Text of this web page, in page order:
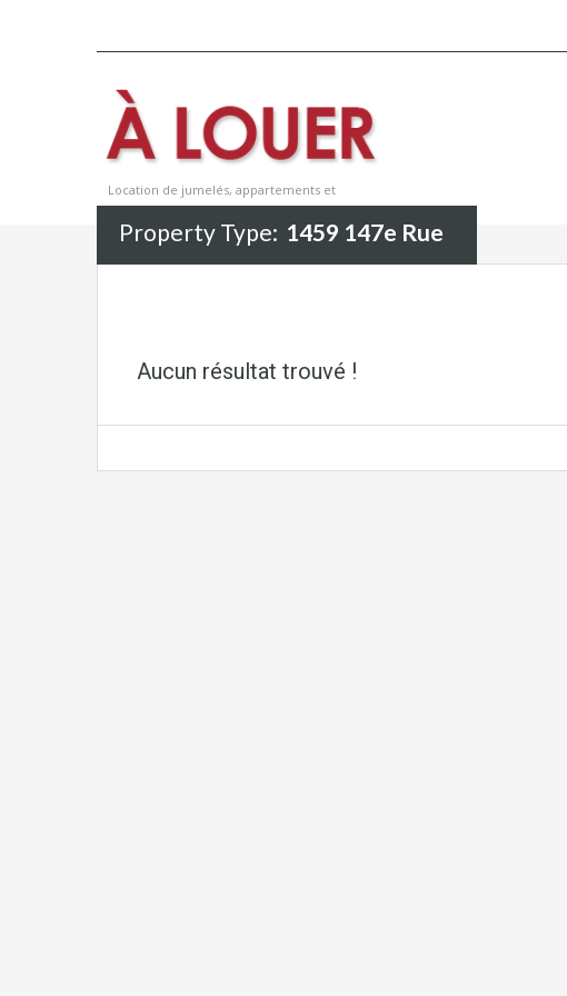
Location de jumelés, appartements et
Property Type: 1459 147e Rue
Aucun résultat trouvé !